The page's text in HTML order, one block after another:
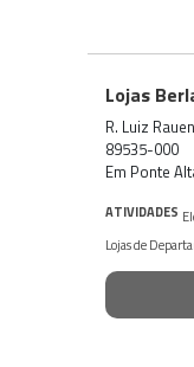
Lojas
R. Luiz
89535-000
Em Ponte
ATIVIDADES
Lojas de